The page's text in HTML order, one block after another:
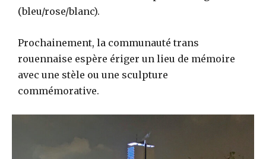
(bleu/rose/blanc).
Prochainement, la communauté trans
rouennaise espère ériger un lieu de mémoire
avec une stèle ou une sculpture
commémorative.